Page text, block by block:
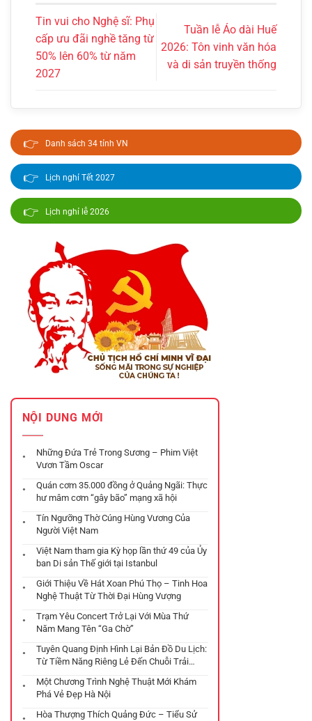
Tin vui cho Nghệ sĩ: Phụ
cấp ưu đãi nghề tăng từ
50% lên 60% từ năm
2027
Tuần lễ Áo dài Huế
2026: Tôn vinh văn hóa
và di sản truyền thống
👉 Danh sách 34 tỉnh VN
👉 Lịch nghỉ Tết 2027
👉 Lịch nghỉ lễ 2026
NỘI DUNG MỚI
Những Đứa Trẻ Trong Sương – Phim Việt
Vươn Tầm Oscar
Quán cơm 35.000 đồng ở Quảng Ngãi: Thực
hư mâm cơm “gây bão” mạng xã hội
Tín Ngưỡng Thờ Cúng Hùng Vương Của
Người Việt Nam
Việt Nam tham gia Kỳ họp lần thứ 49 của Ủy
ban Di sản Thế giới tại Istanbul
Giới Thiệu Về Hát Xoan Phú Thọ – Tinh Hoa
Nghệ Thuật Từ Thời Đại Hùng Vượng
Trạm Yêu Concert Trở Lại Với Mùa Thứ
Năm Mang Tên “Ga Chờ”
Tuyên Quang Định Hình Lại Bản Đồ Du Lịch:
Từ Tiềm Năng Riêng Lẻ Đến Chuỗi Trải
Một Chương Trình Nghệ Thuật Mới Khám
Phá Vẻ Đẹp Hà Nội
Hòa Thượng Thích Quảng Đức – Tiểu Sử